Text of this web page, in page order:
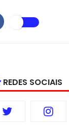
REDES SOCIAIS